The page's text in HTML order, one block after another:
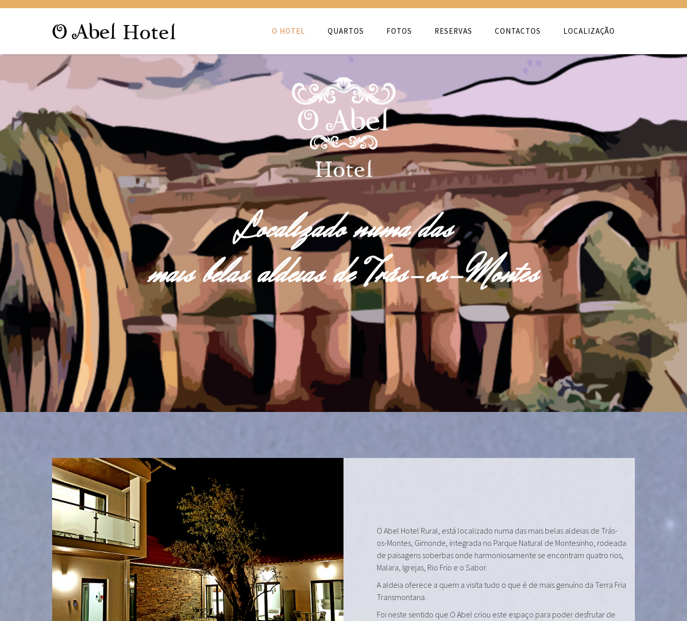
O HOTEL QUARTOS FOTOS RESERVAS CONTACTOS LOCALIZAÇÃO
Localizado numa das
mais belas aldeias de Trás-os-Montes
O Abel Hotel Rural, está localizado numa das mais belas aldeias de Trás-
os-Montes, Gimonde, integrada no Parque Natural de Montesinho, rodeada
de paisagens soberbas onde harmoniosamente se encontram quatro rios,
Malara, Igrejas, Rio Frio e o Sabor.
A aldeia oferece a quem a visita tudo o que é de mais genuíno da Terra Fria
Transmontana.
Foi neste sentido que O Abel criou este espaço para poder desfrutar de